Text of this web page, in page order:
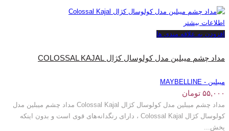
اطلاعات بیشتر
افزودن به علاقه مندی ها
مداد چشم میبلین مدل کولوسال کژال COLOSSAL KAJAL
میبلین - MAYBELLINE
۵۵,۰۰۰ تومان
مداد چشم میبلین مدل کولوسال کژال Colossal Kajal مداد چشم میبلین مدل
کولوسال کژال Colossal Kajal ، دارای رنگدانه‌های قوی است و بدون اینکه
پخش...